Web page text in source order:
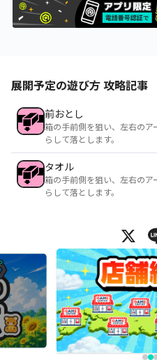
展開予定の遊び方 攻略記事
前おとし
箱の手前側を狙い、左右の
らして落とします。
タオル
箱の手前側を狙い、左右の
らして落とします。
X